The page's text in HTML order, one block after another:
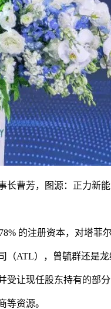
长曹芳，图源：正力新能
的注册资本，对塔菲
ATL），曾毓群还是龙
让现任股东持有的部
等资源。